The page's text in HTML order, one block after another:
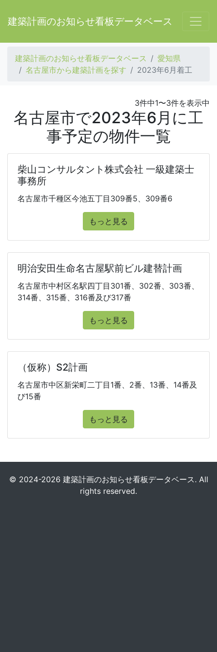
建築計画のお知らせ看板データベース
建築計画のお知らせ看板データベース
愛知県
名古屋市から建築計画を探す
2023年6月着工
3件中1〜3件を表示中
名古屋市で2023年6月に工
事予定の物件一覧
柴山コンサルタント株式会社 一級建築士
事務所
名古屋市千種区今池五丁目309番5、309番6
もっと見る
明治安田生命名古屋駅前ビル建替計画
名古屋市中村区名駅四丁目301番、302番、303番、
314番、315番、316番及び317番
もっと見る
（仮称）S2計画
名古屋市中区新栄町二丁目1番、2番、13番、14番及
び15番
もっと見る
© 2024-2026 建築計画のお知らせ看板データベース. All
rights reserved.